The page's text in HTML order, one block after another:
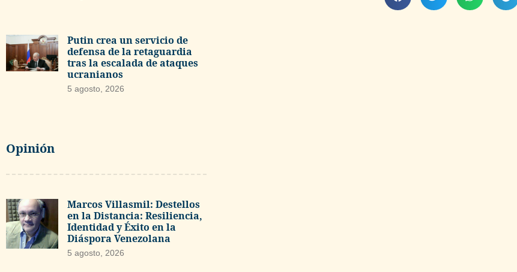
Putin crea un servicio de
defensa de la retaguardia
tras la escalada de ataques
ucranianos
5 agosto, 2026
Opinión
Marcos Villasmil: Destellos
en la Distancia: Resiliencia,
Identidad y Éxito en la
Diáspora Venezolana
5 agosto, 2026